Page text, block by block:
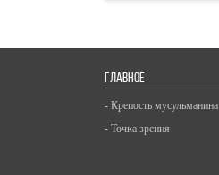
ГЛАВНОЕ
- Крепость мусульманина
- Точка зрения